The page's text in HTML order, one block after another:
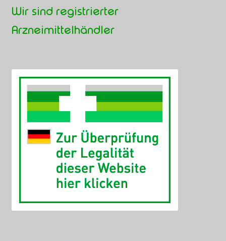
Wir sind registrierter
Arzneimittelhändler